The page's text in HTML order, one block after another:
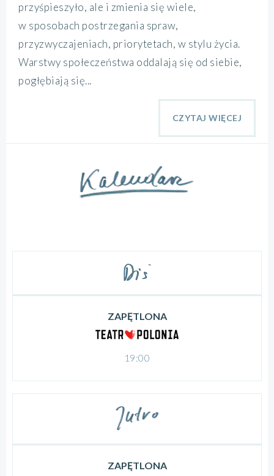
przyśpieszyło, ale i zmienia się wiele,
w sposobach postrzegania spraw,
przyzwyczajeniach, priorytetach, w stylu życia.
Warstwy społeczeństwa oddalają się od siebie,
pogłębiają się...
CZYTAJ WIĘCEJ
ZAPĘTLONA
19:00
ZAPĘTLONA